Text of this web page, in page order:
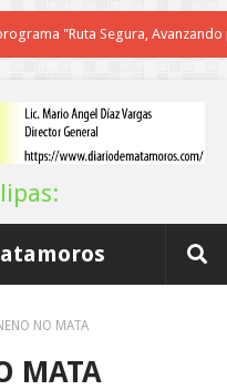
Nacional en Tamaulipas;
espacio con sentido humano en
sobre mojado
Calidad en Salud para
de la calle Miguel Alemán en
NO MATA
MATA